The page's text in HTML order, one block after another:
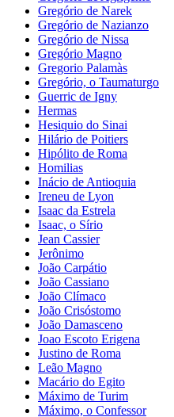
Gregório de Narek
Gregório de Nazianzo
Gregório de Nissa
Gregório Magno
Gregorio Palamàs
Gregório, o Taumaturgo
Guerric de Igny
Hermas
Hesiquio do Sinai
Hilário de Poitiers
Hipólito de Roma
Homilias
Inácio de Antioquia
Ireneu de Lyon
Isaac da Estrela
Isaac, o Sírio
Jean Cassier
Jerônimo
João Carpátio
João Cassiano
João Clímaco
João Crisóstomo
João Damasceno
Joao Escoto Erigena
Justino de Roma
Leão Magno
Macário do Egito
Máximo de Turim
Máximo, o Confessor